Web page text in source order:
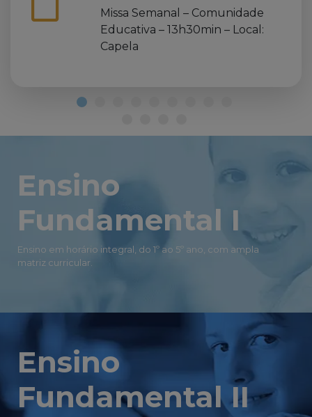
Missa Semanal – Comunidade
Educativa – 13h30min – Local:
Capela
Ensino
Fundamental I
Ensino em horário integral, do 1º ao 5º ano, com ampla
matriz curricular.
Ensino
Fundamental II